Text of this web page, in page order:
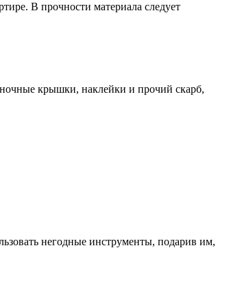
В прочности материала следует
крышки, наклейки и прочий скарб,
негодные инструменты, подарив им,